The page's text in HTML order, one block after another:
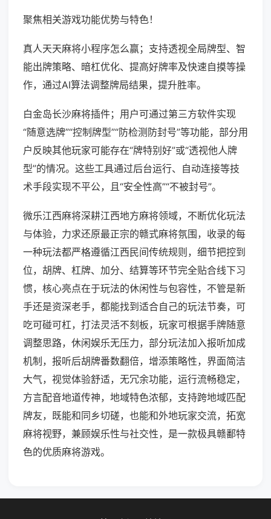
聚焦相关游戏功能优势与特色！
真人天天麻将小程序怎么赢；支持透视全局牌型、智
能出牌策略、暗杠优化、提高好牌率及快速自摸等操
作，通过AI算法调整牌局结果，提升胜率。
白金岛长沙麻将插件；用户可通过第三方软件实现
“随意选牌”“控制牌型”“防检测防封号”等功能，部分用
户反映其他玩家可能存在“牌特别好”或“透视他人牌
型”的情况。这些工具通过后台运行、自动连接等技
术手段实现不平公，且“安全性高”“不被封号”。
微乐江西麻将深耕江西地方麻将领域，不断优化玩法
与体验，力求还原最正宗的赣式麻将氛围，收录的每
一种玩法都严格遵循江西民间传统规则，细节把控到
位，胡牌、杠牌、加分、结算等环节完全贴合线下习
惯，核心亮点在于玩法的休闲性与包容性，不管是新
手还是资深老手，都能找到适合自己的玩法节奏，可
吃可碰可杠，打法灵活不刻板，玩家可根据手牌随意
调整思路，休闲娱乐无压力，部分玩法加入报听加成
机制，报听后胡牌番数翻倍，增添策略性，界面简洁
大气，视觉体验舒适，无冗余功能，运行流畅稳定，
方言配音地道传神，地域特色浓郁，支持跨地域匹配
牌友，既能和同乡切磋，也能和外地玩家交流，拓宽
麻将视野，兼顾娱乐性与社交性，是一款极具赣鄱特
色的优质麻将游戏。